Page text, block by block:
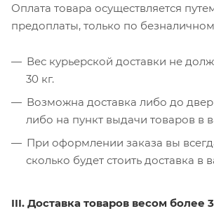
Оплата товара осуществляется
предоплаты, только по
Вес курьерской доставки не
30 кг.
Возможна доставка либо до
либо на пункт выдачи товаров в
При оформлении заказа вы
сколько будет стоить доставка в
III. Доставка товаров весом более